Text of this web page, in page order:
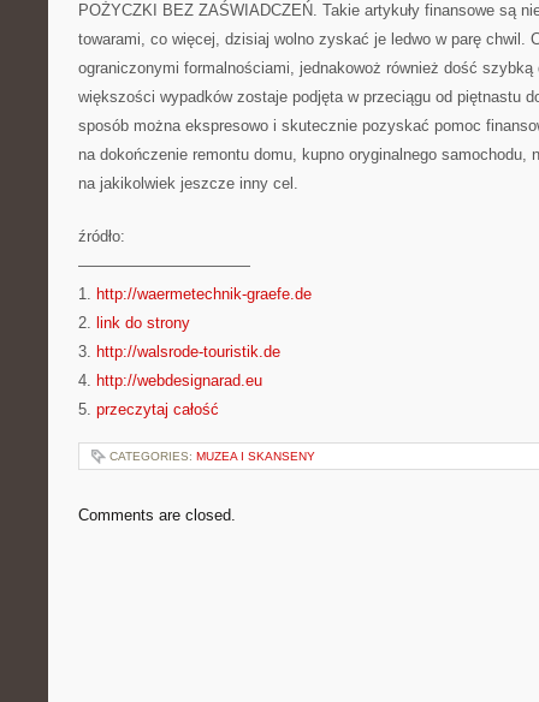
POŻYCZKI BEZ ZAŚWIADCZEŃ. Takie artykuły finansowe są
towarami, co więcej, dzisiaj wolno zyskać je ledwo w parę chwil.
ograniczonymi formalnościami, jednakowoż również dość
większości wypadków zostaje podjęta w przeciągu od piętnastu
sposób można ekspresowo i skutecznie pozyskać pomoc
na dokończenie remontu domu, kupno oryginalnego samochodu,
na jakikolwiek jeszcze inny cel.
źródło:
———————————
1. http://waermetechnik-graefe.de
2. link do strony
3. http://walsrode-touristik.de
4. http://webdesignarad.eu
5. przeczytaj całość
CATEGORIES: MUZEA I SKANSENY
Comments are closed.